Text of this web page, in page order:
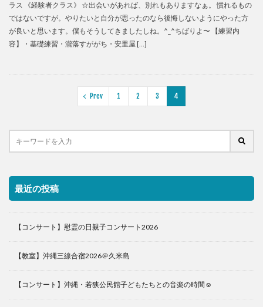
ラス 《経験者クラス》 ☆出会いがあれば、別れもありますなぁ。 慣れるもの
ではないですが。やりたいと自分が思ったのなら後悔しないようにやった方
が良いと思います。僕もそうしてきましたしね。^_^ちばりよ〜 【練習内
容】・基礎練習・瀧落すががち・安里屋 […]
Prev 1 2 3 4
最近の投稿
【コンサート】慰霊の日親子コンサート2026
【教室】沖縄三線合宿2026＠久米島
【コンサート】沖縄・若狭公民館子どもたちとの音楽の時間☺️